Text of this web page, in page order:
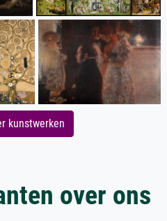
kunstwerken
over ons